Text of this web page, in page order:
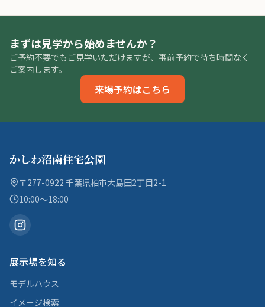
まずは見学から始めませんか？
ご予約不要でもご見学いただけますが、事前予約で待ち時間なく
ご案内します。
来場予約はこちら
かしわ沼南住宅公園
〒277-0922 千葉県柏市大島田2丁目2-1
10:00〜18:00
展示場を知る
モデルハウス
イメージ検索